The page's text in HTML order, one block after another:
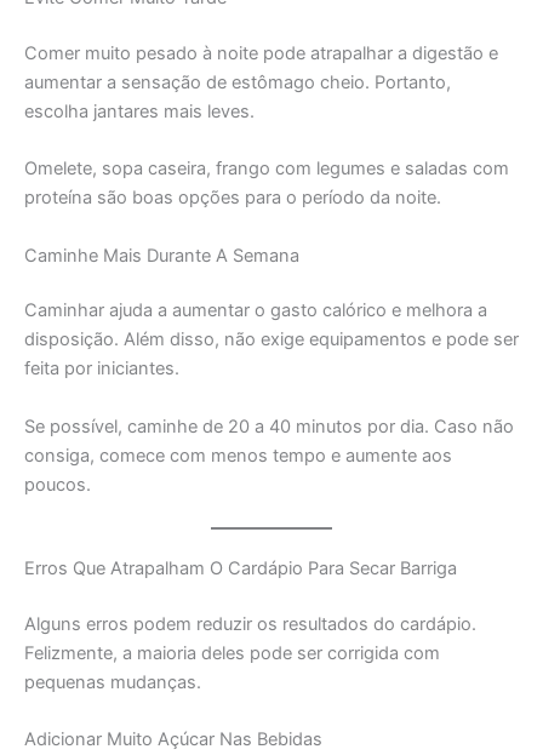
Comer muito pesado à noite pode atrapalhar a digestão e
aumentar a sensação de estômago cheio. Portanto,
escolha jantares mais leves.
Omelete, sopa caseira, frango com legumes e saladas com
proteína são boas opções para o período da noite.
Caminhe Mais Durante A Semana
Caminhar ajuda a aumentar o gasto calórico e melhora a
disposição. Além disso, não exige equipamentos e pode ser
feita por iniciantes.
Se possível, caminhe de 20 a 40 minutos por dia. Caso não
consiga, comece com menos tempo e aumente aos
poucos.
Erros Que Atrapalham O Cardápio Para Secar Barriga
Alguns erros podem reduzir os resultados do cardápio.
Felizmente, a maioria deles pode ser corrigida com
pequenas mudanças.
Adicionar Muito Açúcar Nas Bebidas